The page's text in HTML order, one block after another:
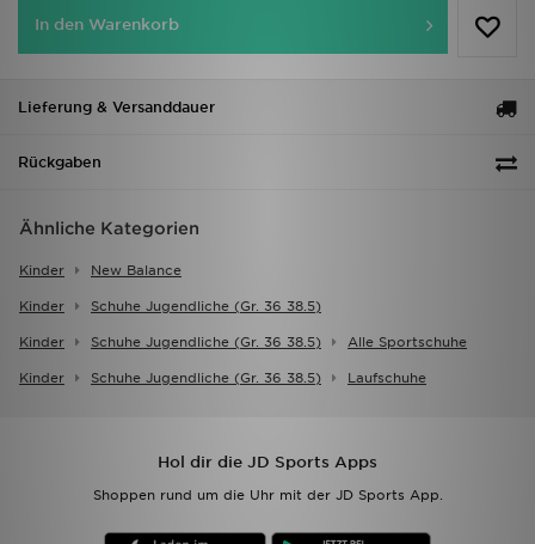
In den Warenkorb
Lieferung & Versanddauer
Rückgaben
Ähnliche Kategorien
Kinder New Balance
Kinder Schuhe Jugendliche (gr. 36 38.5)
Kinder Schuhe Jugendliche (gr. 36 38.5) Alle Sportschuhe
Kinder Schuhe Jugendliche (gr. 36 38.5) Laufschuhe
Hol dir die JD Sports Apps
Shoppen rund um die Uhr mit der JD Sports App.